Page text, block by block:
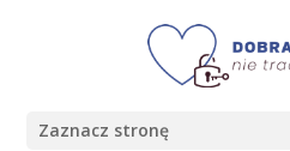
Zaznacz stronę